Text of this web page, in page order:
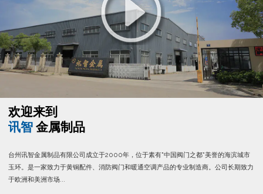
欢迎来到
讯智 金属制品
台州讯智金属制品有限公司成立于2000年，位于素有“中国阀门之都”美誉的海滨城市
玉环。是一家致力于黄铜配件、消防阀门和暖通空调产品的专业制造商。公司长期致力
于欧洲和美洲市场...